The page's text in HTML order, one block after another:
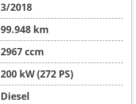
3/2018
99.948 km
2967 ccm
200 kW (272 PS)
Diesel